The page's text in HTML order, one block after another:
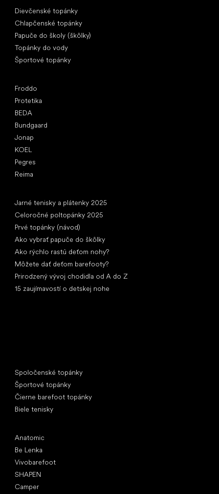
Dievčenské topánky
Chlapčenské topánky
Papuče do školy (škôlky)
Topánky do vody
Športové topánky
Froddo
Protetika
BEDA
Bundgaard
Jonap
KOEL
Pegres
Reima
Jarné tenisky a plátenky 2025
Celoročné poltopánky 2025
Prvé topánky (návod)
Ako vybrať papuče do škôlky
Ako rýchlo rastú deťom nohy?
Môžete dať deťom barefooty?
Prirodzený vývoj chodidla od A do Z
15 zaujímavostí o detskej nohe
Spoločenské topánky
Športové topánky
Čierne barefoot topánky
Biele tenisky
Anatomic
Be Lenka
Vivobarefoot
SHAPEN
Camper